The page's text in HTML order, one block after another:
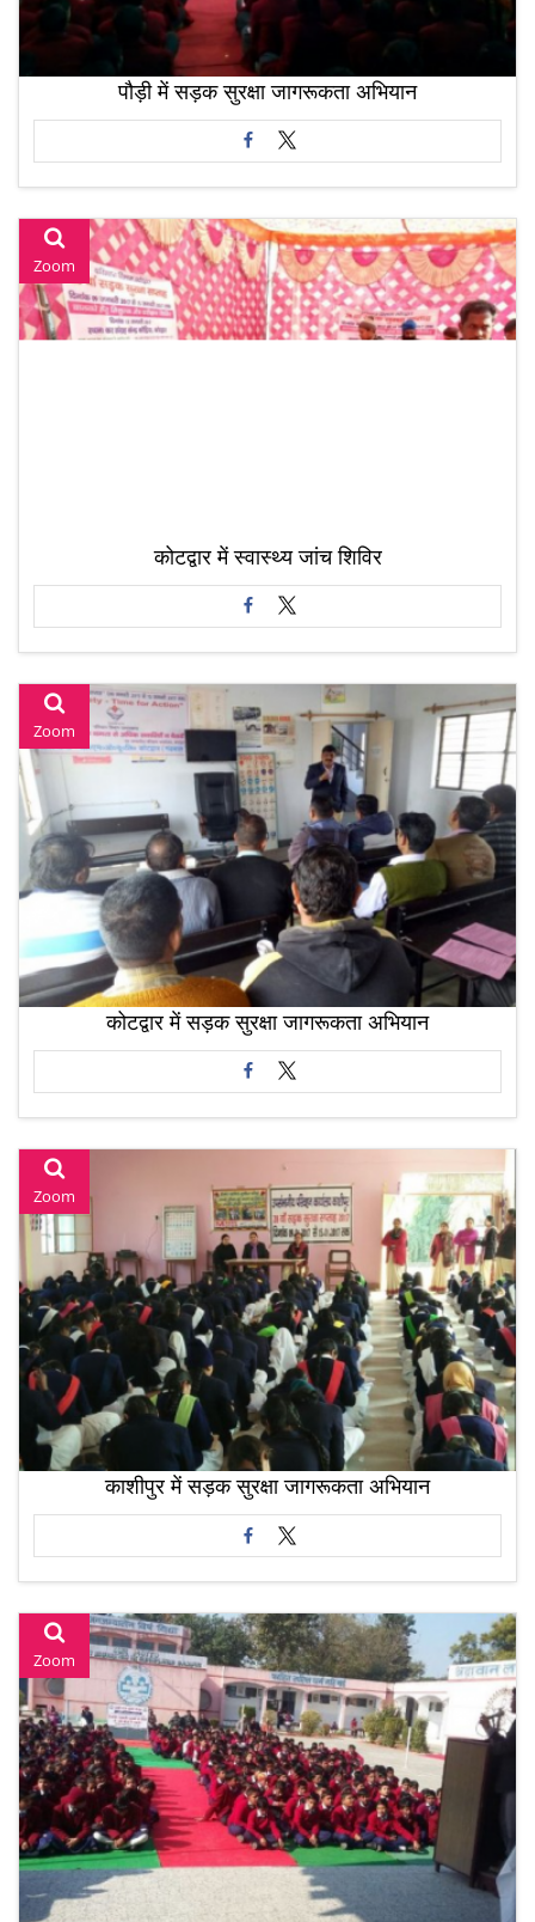
पौड़ी में सड़क सुरक्षा जागरूकता अभियान
Zoom
कोटद्वार में स्वास्थ्य जांच शिविर
Zoom
कोटद्वार में सड़क सुरक्षा जागरूकता अभियान
Zoom
काशीपुर में सड़क सुरक्षा जागरूकता अभियान
Zoom